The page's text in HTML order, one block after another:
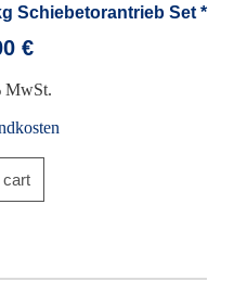
Schiebetorantrieb Set *
€
MwSt.
cart